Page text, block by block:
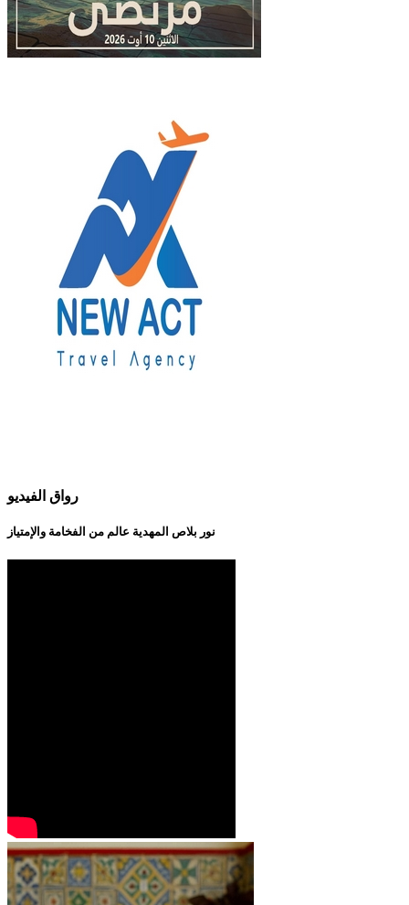
رواق الفيديو
نور بلاص المهدية عالم من الفخامة والإمتياز